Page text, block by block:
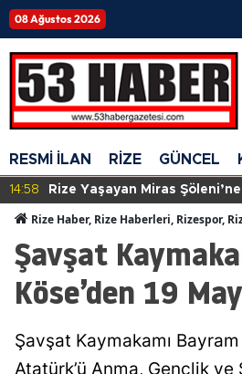
08 Ağustos 2026
RESMİ İLAN RİZE GÜNCEL
14:58
Rize Yaşayan Miras
Rize Haber, Rize Haberleri, Rizespor,
Şavşat
Köse’den 19
Şavşat Kaymakamı Bayram
Atatürk’ü Anma, Gençlik ve